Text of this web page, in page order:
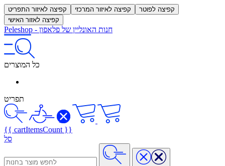
קפיצה לאיזור התפריט קפיצה לאיזור המרכזי
קפיצה לפוטר
קפיצה לאזור האישי
Peleshop - חנות האונליין של פלאפון
כל המוצרים
תפריט
{{ cartItemsCount }}
סל